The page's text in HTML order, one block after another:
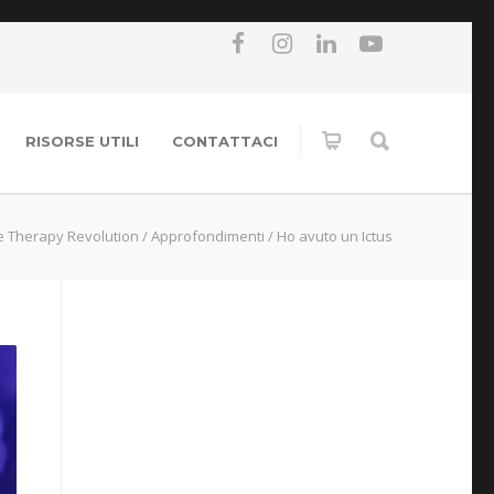
RISORSE UTILI CONTATTACI
Therapy Revolution /Approfondimenti / Ho avuto un Ictus